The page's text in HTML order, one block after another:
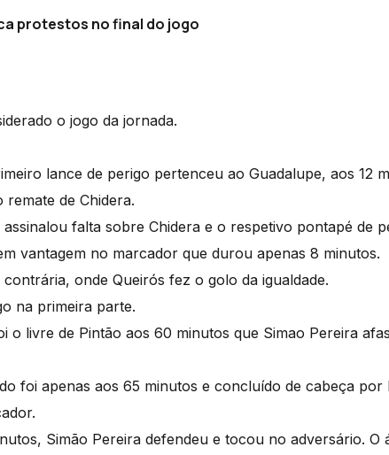
protestos no final do jogo
o jogo da jornada.
lance de perigo pertenceu ao Guadalupe, aos 12
de Chidera.
falta sobre Chidera e o respetivo pontapé de
vantagem no marcador que durou apenas 8 minutos.
onde Queirós fez o golo da igualdade.
na primeira parte.
o livre de Pintão aos 60 minutos que Simao Pereira
foi apenas aos 65 minutos e concluído de cabeça por
Simão Pereira defendeu e tocou no adversário. O